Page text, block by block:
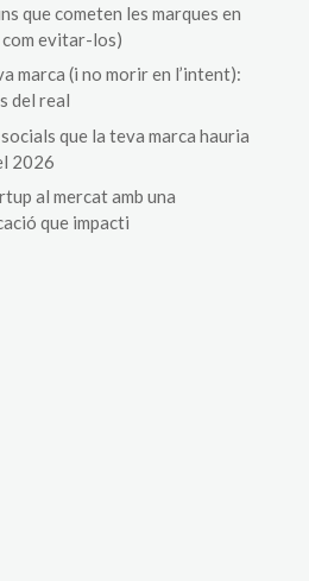
que cometen les marques en
com evitar-los)
marca (i no morir en l’intent):
del real
que la teva marca hauria
2026
al mercat amb una
que impacti